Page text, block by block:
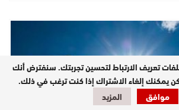
تعريف الارتباط لتحسين تجربتك. سنفترض أنك
يمكنك إلغاء الاشتراك إذا كنت ترغب في ذلك.
موافق
المزيد